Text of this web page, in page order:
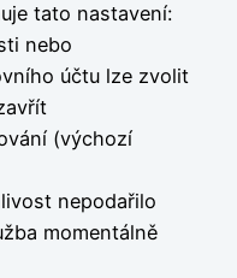
tato nastavení:
nebo
účtu lze zvolit
(výchozí
nepodařilo
momentálně